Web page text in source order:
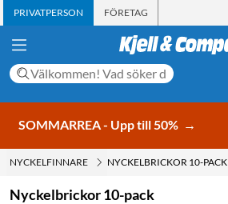
PRIVATPERSON FÖRETAG
SOMMARREA - Upp till 50% →
NYCKELFINNARE NYCKELBRICKOR 10-PACK
Nyckelbrickor 10-pack